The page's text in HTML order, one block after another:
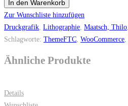
In den Warenkorb
Zur Wunschliste hinzufügen
Druckgrafik Lithographie Maatsch, Thilo
Schlagworte: ThemeFTC WooCommerce
Ähnliche Produkte
Details